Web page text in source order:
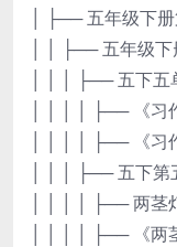
│ ├── 五年级下
│ │ ├── 五年级
│ │ │ ├── 五下
│ │ │ │ ├── 《
│ │ │ │ ├── 《
│ │ │ ├── 五下
│ │ │ │ ├── 两
│ │ │ │ ├── 《